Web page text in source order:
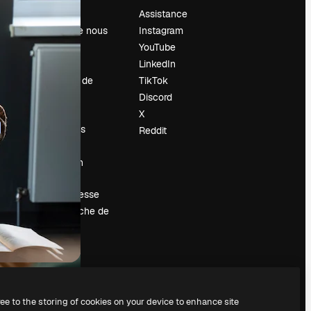
Prix
À propos de nous
Avis
Carrières
Tendances de
Événements
Vendre mon
Salle de presse
À la recherche de
magnific.ai
Assistance
Instagram
YouTube
LinkedIn
TikTok
Discord
X
Reddit
to the storing of cookies on your device to enhance site